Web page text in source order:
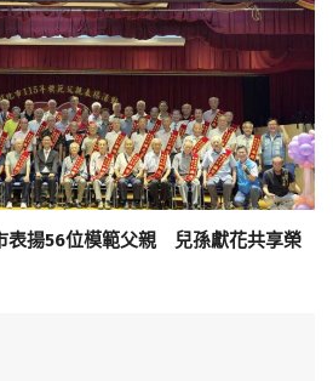
表揚56位模範父親 兒孫獻花共享榮